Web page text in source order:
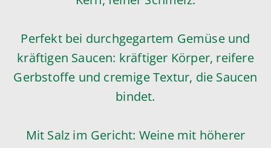
Perfekt bei durchgegartem Gemüse und
kräftigen Saucen: kräftiger Körper, reifere
Gerbstoffe und cremige Textur, die Saucen
bindet.
Mit Salz im Gericht: Weine mit höherer